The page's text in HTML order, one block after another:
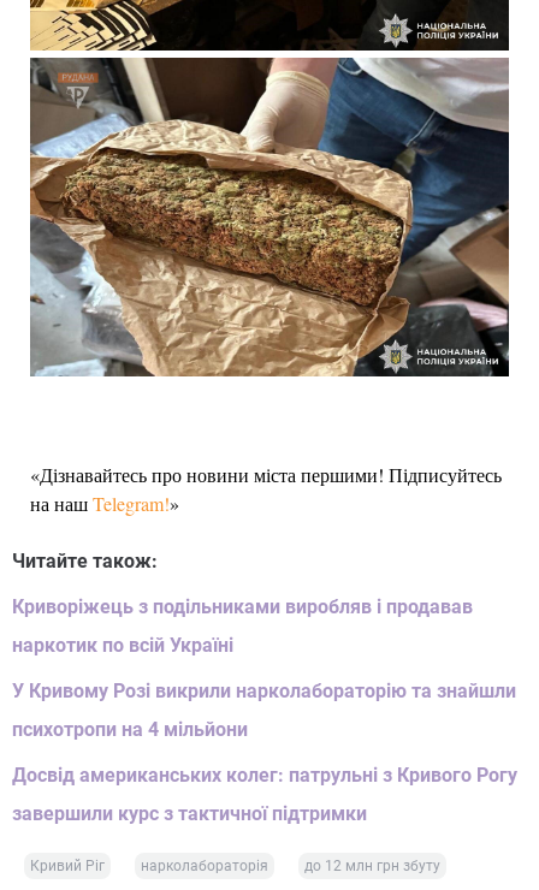
«Дізнавайтесь про новини міста першими! Підписуйтесь
на нашTelegram!»
Читайте також:
Криворіжець з подільниками виробляв і продавав
наркотик по всій Україні
У Кривому Розі викрили нарколабораторію та знайшли
психотропи на 4 мільйони
Досвід американських колег: патрульні з Кривого Рогу
завершили курс з тактичної підтримки
Кривий Ріг нарколабораторія до 12 млн грн збуту